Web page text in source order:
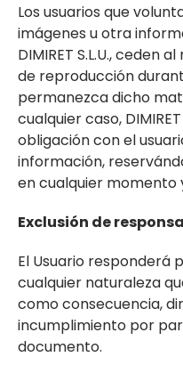
Los usuarios que
imágenes u otra
DIMIRET S.L.U., ceden
de reproducción
permanezca dicho
cualquier caso,
obligación con el
información,
en cualquier momento
Exclusión de
El Usuario responderá
cualquier naturaleza
como consecuencia,
incumplimiento por
documento.